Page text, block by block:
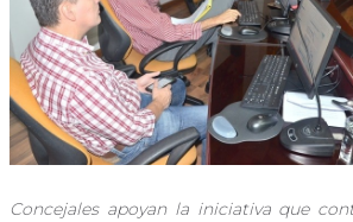
Concejales apoyan la iniciativa que